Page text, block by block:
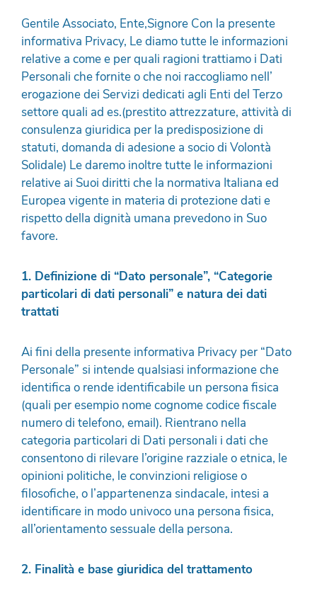
Gentile Associato, Ente,Signore Con la presente
informativa Privacy, Le diamo tutte le informazioni
relative a come e per quali ragioni trattiamo i Dati
Personali che fornite o che noi raccogliamo nell’
erogazione dei Servizi dedicati agli Enti del Terzo
settore quali ad es.(prestito attrezzature, attività di
consulenza giuridica per la predisposizione di
statuti, domanda di adesione a socio di Volontà
Solidale) Le daremo inoltre tutte le informazioni
relative ai Suoi diritti che la normativa Italiana ed
Europea vigente in materia di protezione dati e
rispetto della dignità umana prevedono in Suo
favore.
1. Definizione di “Dato personale”, “Categorie
particolari di dati personali” e natura dei dati
trattati
Ai fini della presente informativa Privacy per “Dato
Personale” si intende qualsiasi informazione che
identifica o rende identificabile un persona fisica
(quali per esempio nome cognome codice fiscale
numero di telefono, email). Rientrano nella
categoria particolari di Dati personali i dati che
consentono di rilevare l’origine razziale o etnica, le
opinioni politiche, le convinzioni religiose o
filosofiche, o l’appartenenza sindacale, intesi a
identificare in modo univoco una persona fisica,
all’orientamento sessuale della persona.
2. Finalità e base giuridica del trattamento